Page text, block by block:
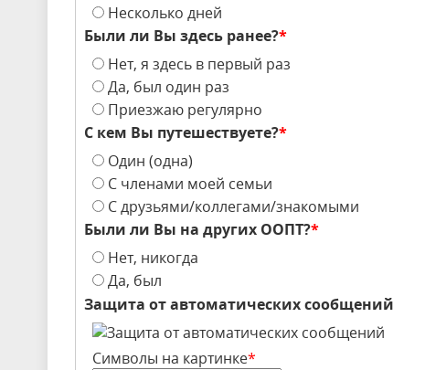
Несколько дней
Были ли Вы здесь ранее?*
Нет, я здесь в первый раз
Да, был один раз
Приезжаю регулярно
С кем Вы путешествуете?*
Один (одна)
С членами моей семьи
С друзьями/коллегами/знакомыми
Были ли Вы на других ООПТ?*
Нет, никогда
Да, был
Защита от автоматических сообщений
Символы на картинке*